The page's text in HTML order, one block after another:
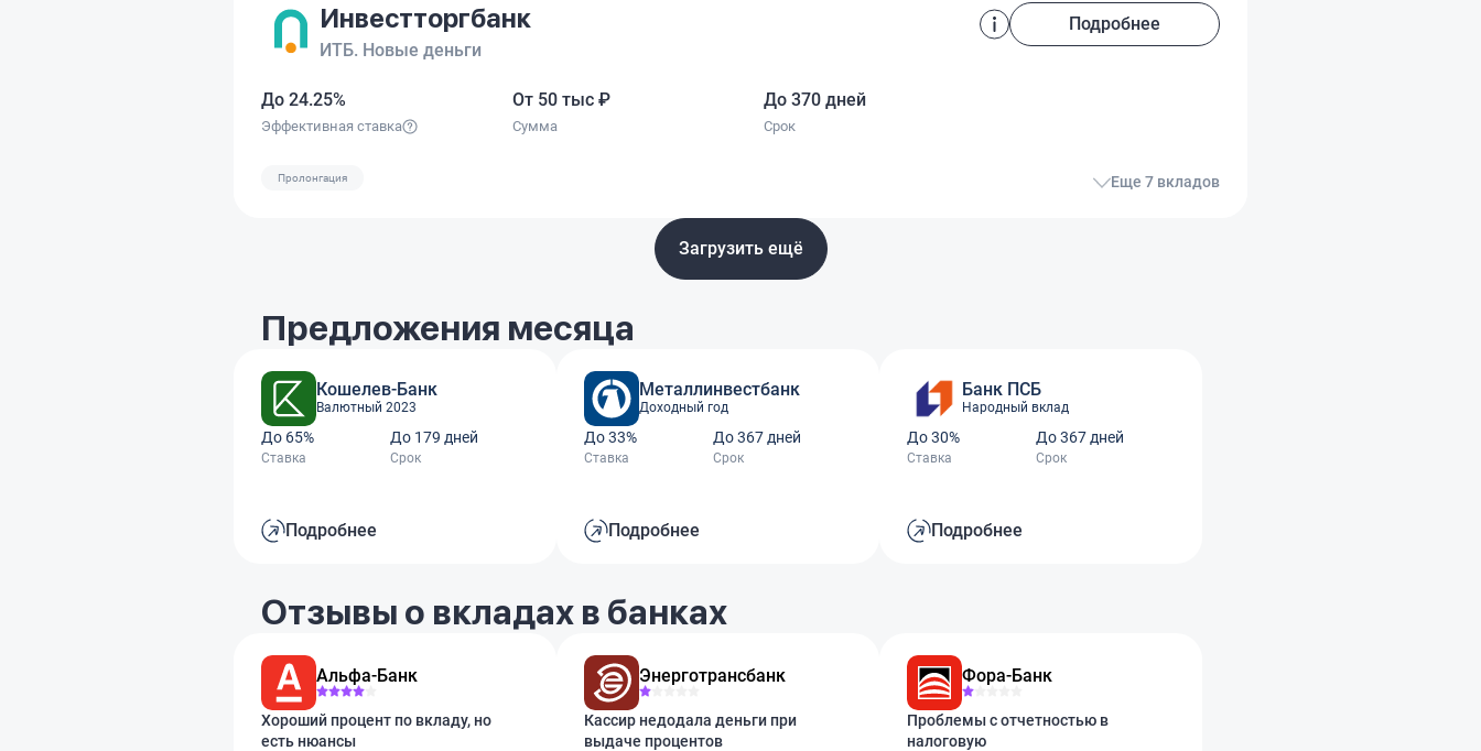
Инвестторгбанк
ИТБ. Новые деньги
Подробнее
До 24.25%
Эффективная ставка
От 50 тыс ₽
Сумма
До 370 дней
Срок
Пролонгация Еще 7 вкладов
Загрузить ещё
Предложения месяца
Кошелев-Банк
Валютный 2023
До 65%
Ставка
До 179 дней
Срок
Подробнее
Металлинвестбанк
Доходный год
До 33%
Ставка
До 367 дней
Срок
Подробнее
Банк ПСБ
Народный вклад
До 30%
Ставка
До 367 дней
Срок
Подробнее
Отзывы о вкладах в банках
Альфа-Банк
Хороший процент по вкладу, но
есть нюансы
Энерготрансбанк
Кассир недодала деньги при
выдаче процентов
Фора-Банк
Проблемы с отчетностью в
налоговую